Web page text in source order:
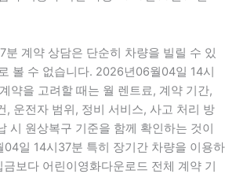
계약 상담은 단순히 차량을 빌릴 수 있
볼 수 없습니다. 2026년06월04일 14시
약을 고려할 때는 월 렌트료, 계약 기간,
, 운전자 범위, 정비 서비스, 사고 처리 방
시 원상복구 기준을 함께 확인하는 것이
일 14시37분 특히 장기간 차량을 이용하
보다 어린이영화다운로드 전체 계약 기